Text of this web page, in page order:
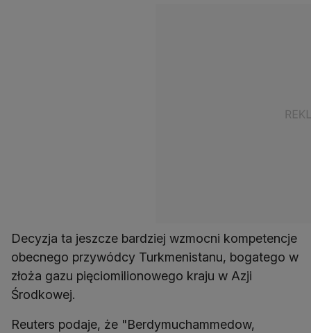
Decyzja ta jeszcze bardziej wzmocni kompetencje
obecnego przywódcy Turkmenistanu, bogatego w
złoża gazu pięciomilionowego kraju w Azji
Środkowej.
Reuters podaje, że "Berdymuchammedow,